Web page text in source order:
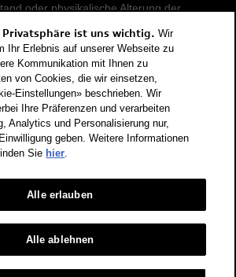
oder physikalische Alterung der
unterschiedlicher Antriebsformen
Strom, usw.) vergleichbar sind, werden sie
Benzinäquivalente (Masseinheit für
CO2 ist das für die Erderwärmung
Treibhausgas. CO2-Mittelwert aller in der
Fahrzeugmodelle: 111 g/km (WLTP).
Schweiz angebotenen
g/km (WLTP). Die Angaben für ein
den zulassungsrelevanten Daten nach
abweichen.
nach dem neuen
gemäss Anhang 4.1 EnEV, gültig ab
zur Energieetikette für
Privatsphäre ist uns wichtig. Wir
Ihr Erlebnis auf unserer Webseite zu
Kommunikation mit Ihnen zu
von Cookies, die wir einsetzen,
Einstellungen» beschrieben. Wir
Ihre Präferenzen und verarbeiten
Analytics und Personalisierung nur,
geben. Weitere Informationen
Sie hier.
Alle ablehnen
Alle erlauben